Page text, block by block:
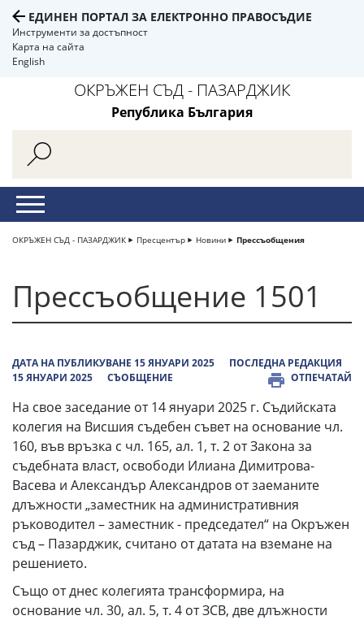
ЕДИНЕН ПОРТАЛ ЗА ЕЛЕКТРОННО ПРАВОСЪДИЕ
Инструменти за достъпност
Карта на сайта
English
ОКРЪЖЕН СЪД - ПАЗАРДЖИК
Република България
ОКРЪЖЕН СЪД - ПАЗАРДЖИК Пресцентър Новини Прессъобщения
Прессъобщение 1501
ДАТА НА ПУБЛИКУВАНЕ 15 ЯНУАРИ 2025
ПОСЛЕДНА РЕДАКЦИЯ
15 ЯНУАРИ 2025
СЪОБЩЕНИЕ ОТПЕЧАТАЙ
На свое заседание от 14 януари 2025 г. Съдийската
колегия на Висшия съдебен съвет на основание чл.
160, във връзка с чл. 165, ал. 1, т. 2 от Закона за
съдебната власт, освободи Илиана Димитрова-
Васева и Александър Александров от заеманите
длъжности „заместник на административния
ръководител – заместник - председател“ на Окръжен
съд – Пазарджик, считано от датата на вземане на
решението.
Също от днес колегията трансформира, на
основание чл. 30, ал. 5, т. 4 от ЗСВ, две длъжности